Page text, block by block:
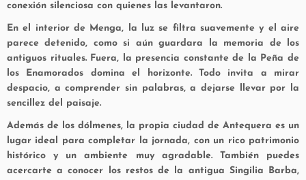
conexión silenciosa con quienes las levantaron.
En el interior de Menga, la luz se filtra suavemente y el aire
parece detenido, como si aún guardara la memoria de los
antiguos rituales. Fuera, la presencia constante de la Peña de
los Enamorados domina el horizonte. Todo invita a mirar
despacio, a comprender sin palabras, a dejarse llevar por la
sencillez del paisaje.
Además de los dólmenes, la propia ciudad de Antequera es un
lugar ideal para completar la jornada, con un rico patrimonio
histórico y un ambiente muy agradable. También puedes
acercarte a conocer los restos de la antigua Singilia Barba,